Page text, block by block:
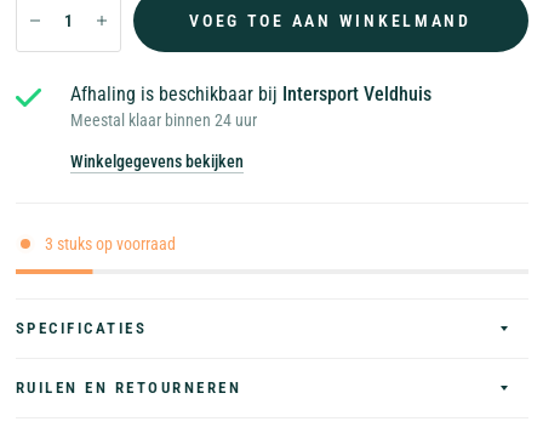
VOEG TOE AAN WINKELMAND
Afhaling is beschikbaar bij Intersport Veldhuis
Meestal klaar binnen 24 uur
Winkelgegevens bekijken
3 stuks op voorraad
SPECIFICATIES
RUILEN EN RETOURNEREN